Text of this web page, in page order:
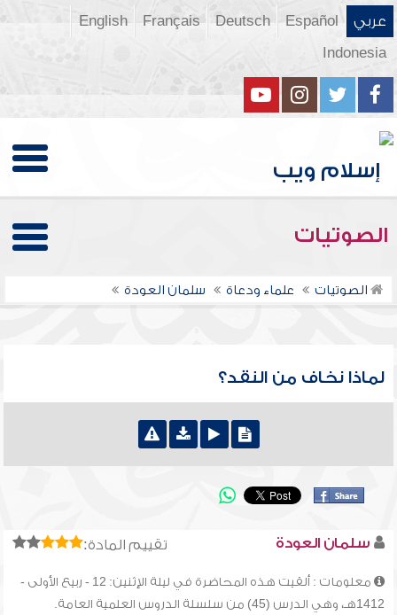
عربي Español
Deutsch
Français
English
Indonesia
الصوتيات
الصوتيات علماء ودعاة سلمان العودة
لماذا نخاف من النقد؟
تقييم المادة: سلمان العودة
معلومات : ألقيت هذه المحاضرة في ليلة الإثنين: 12 - ربيع الأولى -
1412هـ، وهي الدرس (45) من سلسلة الدروس العلمية العامة.